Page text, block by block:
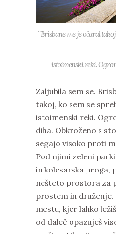
``Brisbane me je očaral
istoimenski reki.
Zaljubila sem se.
takoj, ko sem se
istoimenski reki.
diha. Obkroženo s
segajo visoko proti
Pod njimi zeleni
in kolesarska proga,
nešteto prostora za
prostem in druženje.
mestu, kjer lahko
od daleč opazuješ